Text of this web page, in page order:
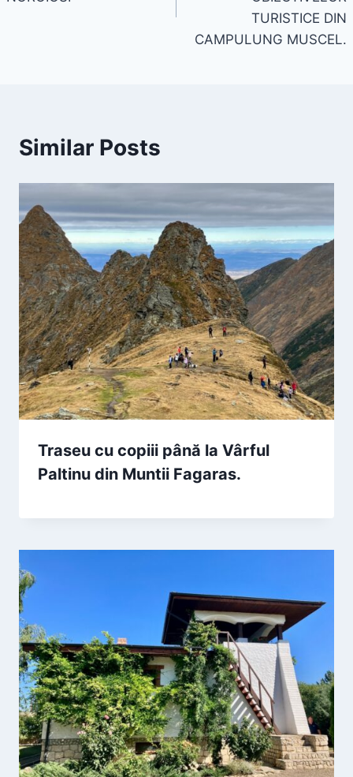
TURISTICE DIN
CAMPULUNG MUSCEL.
Similar Posts
Traseu cu copiii până la Vârful
Paltinu din Muntii Fagaras.